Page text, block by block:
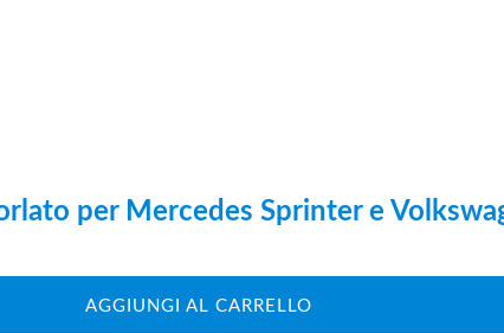
per Mercedes Sprinter e
AGGIUNGI AL CARRELLO